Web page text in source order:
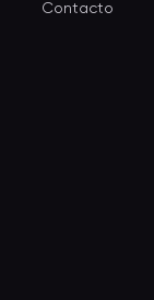
Contacto